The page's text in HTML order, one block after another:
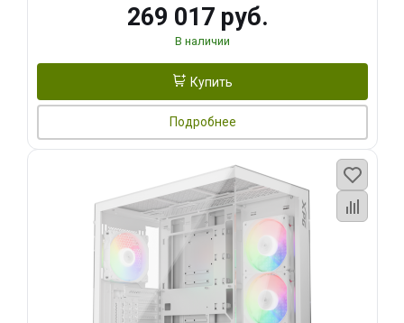
269 017 руб.
В наличии
Купить
Подробнее